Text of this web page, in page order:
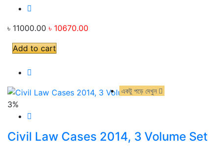
৳ 11000.00 ৳ 10670.00
Add to cart
3%
একটু পড়ে দেখুন
Civil Law Cases 2014, 3 Volume Set
একটু পড়ে দেখুন